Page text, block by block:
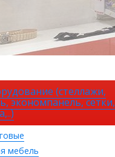
(стеллажи,
экономпанель, сетки,
мебель